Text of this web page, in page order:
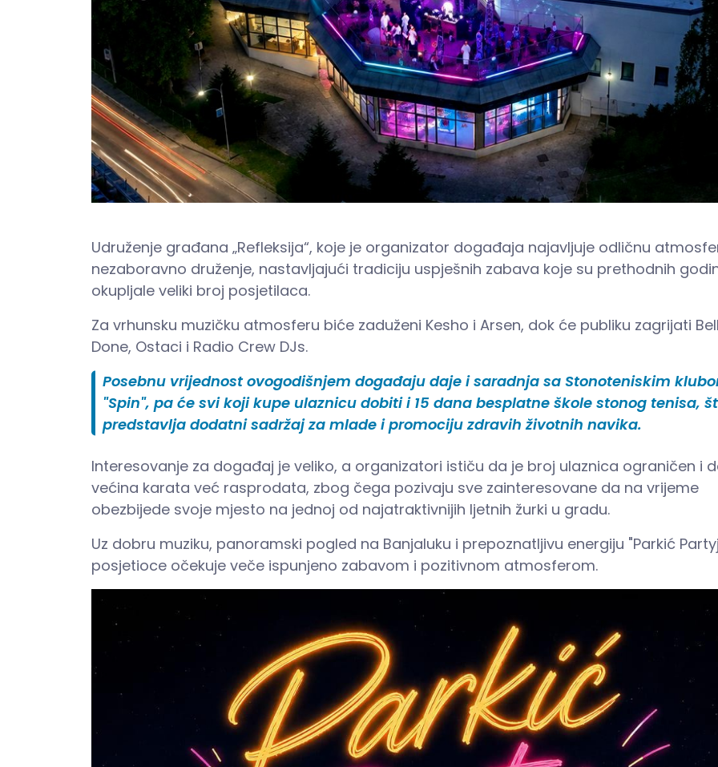
Udruženje građana „Refleksija“, koje je organizator događaja najavljuje odličnu
nezaboravno druženje, nastavljajući tradiciju uspješnih zabava koje su prethodnih
okupljale veliki broj posjetilaca.
Za vrhunsku muzičku atmosferu biće zaduženi Kesho i Arsen, dok će publiku zagrijati
Done, Ostaci i Radio Crew DJs.
Posebnu vrijednost ovogodišnjem događaju daje i saradnja sa Stonoteniskim
"Spin", pa će svi koji kupe ulaznicu dobiti i 15 dana besplatne škole stonog tenisa,
predstavlja dodatni sadržaj za mlade i promociju zdravih životnih navika.
Interesovanje za događaj je veliko, a organizatori ističu da je broj ulaznica ograničen i
većina karata već rasprodata, zbog čega pozivaju sve zainteresovane da na vrijeme
obezbijede svoje mjesto na jednoj od najatraktivnijih ljetnih žurki u gradu.
Uz dobru muziku, panoramski pogled na Banjaluku i prepoznatljivu energiju "Parkić
posjetioce očekuje veče ispunjeno zabavom i pozitivnom atmosferom.